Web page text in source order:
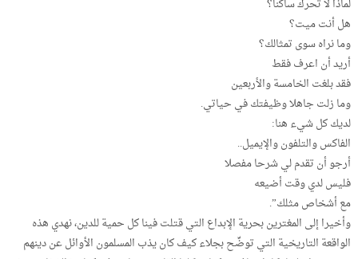
لماذا لا تحرك ساكنا؟
هل أنت ميت؟
وما نراه سوى تمثالك؟
أريد أن اعرف فقط
فقد بلغت الخامسة والأربعين
وما زلت جاهلا وظيفتك في حياتي.
لديك كل شيء هنا:
الفاكس والتلفون والإيميل..
أرجو أن تقدم لي شرحا مفصلا
فليس لدي وقت أضيعه
مع أشخاص مثلك”.
وأخيرا إلى المغترين بحرية الإبداع التي قتلت فينا كل حمية للدين، نهدي هذه
الواقعة التاريخية التي توضِّح بجلاء كيف كان يذب المسلمون الأوائل عن دينهم